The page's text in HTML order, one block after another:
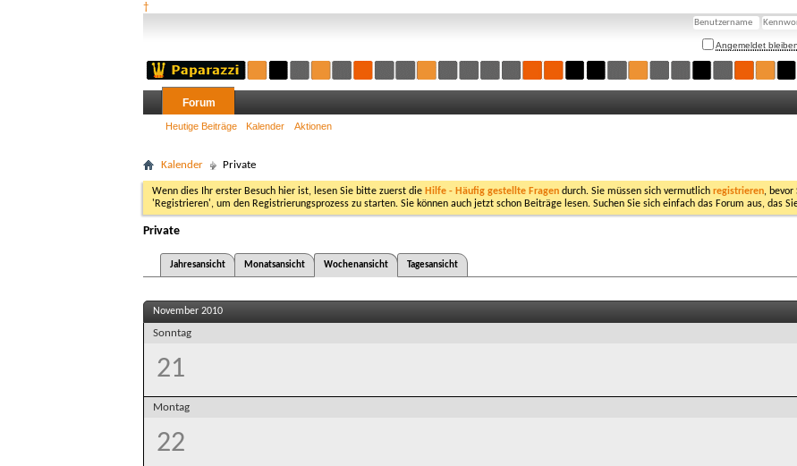
†
Angemeldet
Forum
Heutige Beiträge Kalender Aktionen
Kalender Private
Wenn dies Ihr erster Besuch hier ist, lesen Sie bitte zuerst die Hilfe - Häufig gestellte Fragen durch. Sie müssen sich vermutlich registrieren, bevor
'Registrieren', um den Registrierungsprozess zu starten. Sie können auch jetzt schon Beiträge lesen. Suchen Sie sich einfach das Forum aus, das
Private
Jahresansicht
Monatsansicht Wochenansicht Tagesansicht
November 2010
Sonntag
21
Montag
22